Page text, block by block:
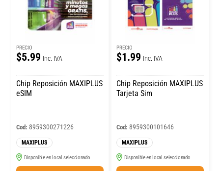
PRECIO
$5.99 Inc. IVA
Chip Reposición MAXIPLUS
eSIM
Cod: 8959300271226
MAXIPLUS
Disponible en local seleccionado
PRECIO
$1.99 Inc. IVA
Chip Reposición MAXIPLUS
Tarjeta Sim
Cod: 8959300101646
MAXIPLUS
Disponible en local seleccionado